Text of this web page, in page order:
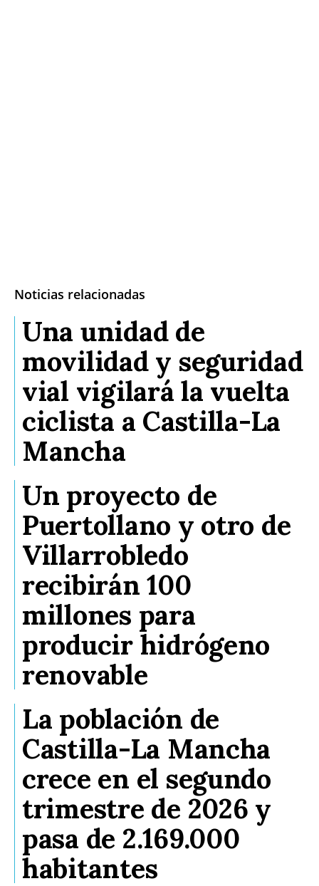
Noticias relacionadas
Una unidad de
movilidad y seguridad
vial vigilará la vuelta
ciclista a Castilla-La
Mancha
Un proyecto de
Puertollano y otro de
Villarrobledo
recibirán 100
millones para
producir hidrógeno
renovable
La población de
Castilla-La Mancha
crece en el segundo
trimestre de 2026 y
pasa de 2.169.000
habitantes